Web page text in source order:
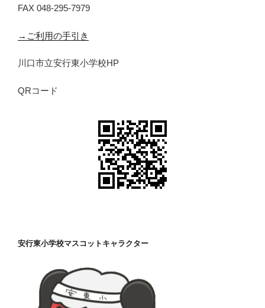
FAX 048-295-7979
→ご利用の手引き
川口市立安行東小学校HP
QRコード
安行東小学校マスコットキャラクター